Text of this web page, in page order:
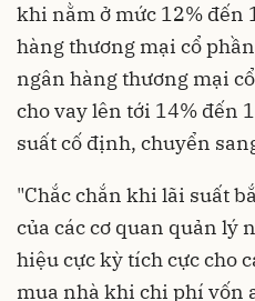
khi nằm ở mức 12% đến
hàng thương mại cổ
ngân hàng thương mại
cho vay lên tới 14% đến
suất cố định, chuyển
"Chắc chắn khi lãi suất
của các cơ quan quản lý
hiệu cực kỳ tích cực cho
mua nhà khi chi phí vốn